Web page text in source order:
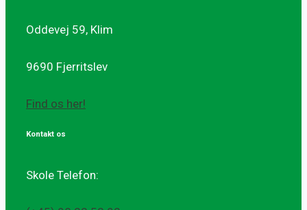
Oddevej 59, Klim
9690 Fjerritslev
Find os her!
Kontakt os
Skole Telefon: